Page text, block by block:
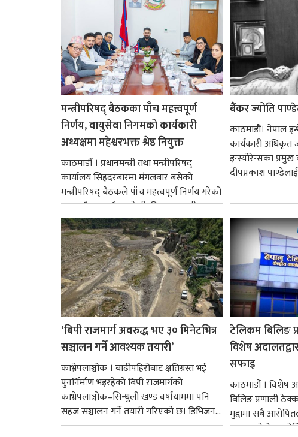
मन्त्रीपरिषद् बैठकका पाँच महत्त्वपूर्ण
निर्णय, वायुसेवा निगमको कार्यकारी
अध्यक्षमा महेश्वरभक्त श्रेष्ठ नियुक्त
काठमाडौँ । प्रधानमन्त्री तथा मन्त्रीपरिषद्
कार्यालय सिंहदरबारमा मंगलबार बसेको
मन्त्रीपरिषद् बैठकले पाँच महत्वपूर्ण निर्णय गरेको
छ । यसैक्रममा बैडकले बीउबिजनसम्बन्धी...
बैंकर ज्योति
काठमाडौं। नेपाल
कार्यकारी अधिकृत
इन्स्योरेन्सका
दीपप्रकाश
‘बिपी राजमार्ग अवरुद्ध भए ३० मिनेटभित्र
सञ्चालन गर्ने आवश्यक तयारी’
काभ्रेपलाञ्चोक । बाढीपहिरोबाट क्षतिग्रस्त भई
पुनर्निर्माण भइरहेको बिपी राजमार्गको
काभ्रेपलाञ्चोक–सिन्धुली खण्ड वर्षायाममा पनि
सहज सञ्चालन गर्ने तयारी गरिएको छ। डिभिजन...
टेलिकम बिलिङ
विशेष
सफाइ
काठमाडौं ।
बिलिङ प्रणाली ठेक्का
मुद्दामा सबै
अदालतले नेपाल